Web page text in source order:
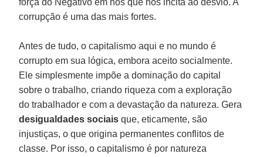
corrupção é uma das mais fortes.
Antes de tudo, o capitalismo aqui e no mundo é
corrupto em sua lógica, embora aceito socialmente.
Ele simplesmente impõe a dominação do capital
sobre o trabalho, criando riqueza com a exploração
do trabalhador e com a devastação da natureza. Gera
desigualdades sociais que, eticamente, são
injustiças, o que origina permanentes conflitos de
classe. Por isso, o capitalismo é por natureza